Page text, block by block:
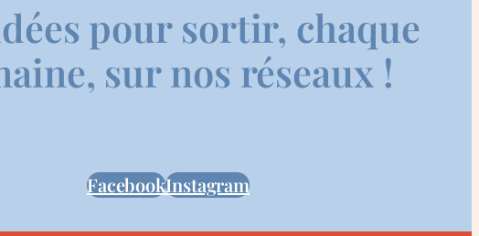
pour sortir, chaque
sur nos réseaux !
FacebookInstagram